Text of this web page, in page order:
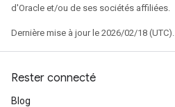
d'Oracle et/ou de ses sociétés affiliées.
Dernière mise à jour le 2026/02/18 (UTC).
Rester connecté
Blog